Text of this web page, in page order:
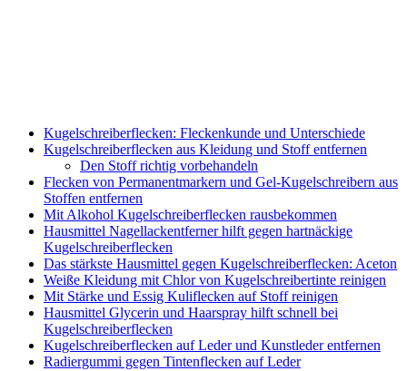
Kugelschreiberflecken: Fleckenkunde und Unterschiede
Kugelschreiberflecken aus Kleidung und Stoff entfernen
Den Stoff richtig vorbehandeln
Flecken von Permanentmarkern und Gel-Kugelschreibern aus
Stoffen entfernen
Mit Alkohol Kugelschreiberflecken rausbekommen
Hausmittel Nagellackentferner hilft gegen hartnäckige
Kugelschreiberflecken
Das stärkste Hausmittel gegen Kugelschreiberflecken: Aceton
Weiße Kleidung mit Chlor von Kugelschreibertinte reinigen
Mit Stärke und Essig Kuliflecken auf Stoff reinigen
Hausmittel Glycerin und Haarspray hilft schnell bei
Kugelschreiberflecken
Kugelschreiberflecken auf Leder und Kunstleder entfernen
Radiergummi gegen Tintenflecken auf Leder